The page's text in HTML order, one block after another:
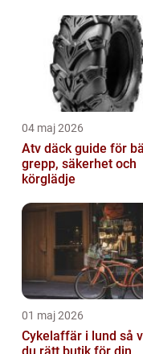
04 maj 2026
Atv däck guide för bättre
grepp, säkerhet och
körglädje
01 maj 2026
Cykelaffär i lund så väljer